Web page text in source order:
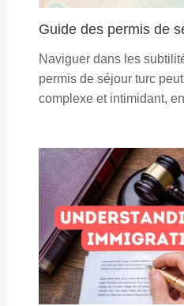
Guide des permis de
Naviguer dans les
permis de séjour turc
complexe et intimidant,